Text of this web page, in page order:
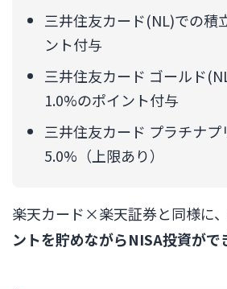
三井住友カード(NL)での積
ント付与
三井住友カード ゴールド
1.0%のポイント付与
三井住友カード プラチナプ
5.0%（上限あり）
楽天カード×楽天証券と同様に、
ントを貯めながらNISA投資がで